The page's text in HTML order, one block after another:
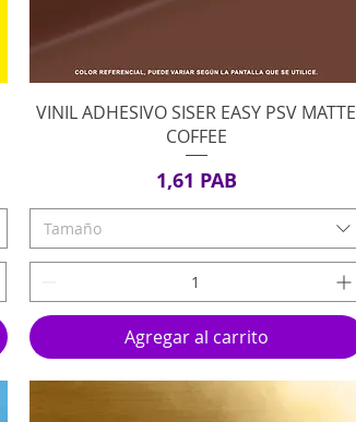
Vista rápida
VINIL ADHESIVO SISER EASY PSV MATTE
COFFEE
Precio
1,61 PAB
Tamaño
Agregar al carrito